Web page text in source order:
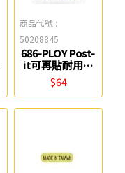
商品代號 :
50208845
686-PLOY Post-
it可再貼耐用標
籤 3M
$64